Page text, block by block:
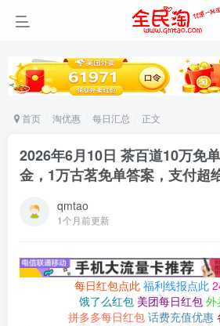
首页 淘优惠 每日汇总 正文
2026年6月10日 茶百道10万免
金，1万古茗免单答案，支付超
qmtao
1个月前更新
每日红包点此 福利线报点此
饿了么红包 美团每日红包 外
拼多多每日红包 话费充值优惠